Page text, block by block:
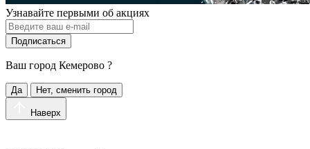
Узнавайте первыми об акциях
Подписаться
Ваш город Кемерово ?
Да Нет, сменить город
Наверх